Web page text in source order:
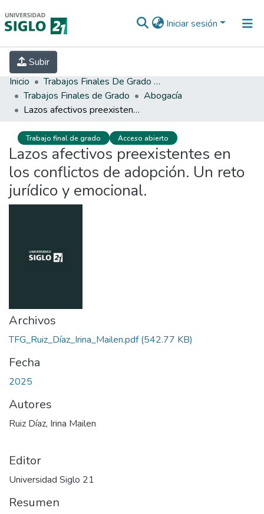
Iniciar sesión
Subir
INICIO EBOOK21
INVESTIGACIÓN
Inicio
Trabajos Finales De Grado Y Posgrado
Trabajos Finales de Grado
Abogacía
Lazos afectivos preexistentes en los conflictos de adopción. Un reto jurídico y emocional.
Trabajo final de grado Acceso abierto
Lazos afectivos preexistentes en
los conflictos de adopción. Un reto
jurídico y emocional.
Archivos
TFG_Ruiz_Díaz_Irina_Mailen.pdf(542.77 KB)
Fecha
2025
Autores
Ruiz Díaz, Irina Mailen
Editor
Universidad Siglo 21
Resumen